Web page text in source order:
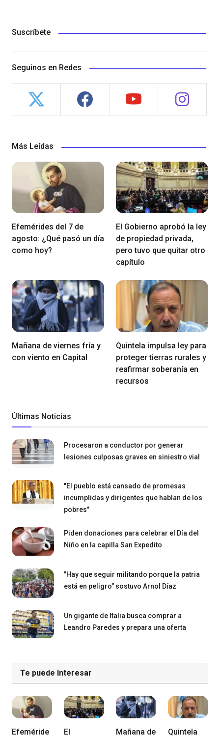
Suscríbete
Seguinos en Redes
Más Leídas
Efemérides del 7 de
agosto: ¿Qué pasó un día
como hoy?
El Gobierno aprobó la ley
de propiedad privada,
pero tuvo que quitar otro
capítulo
Mañana de viernes fría y
con viento en Capital
Quintela impulsa ley para
proteger tierras rurales y
reafirmar soberanía en
recursos
Últimas Noticias
Procesaron a conductor por generar
lesiones culposas graves en siniestro vial
"El pueblo está cansado de promesas
incumplidas y dirigentes que hablan de los
pobres"
Piden donaciones para celebrar el Día del
Niño en la capilla San Expedito
"Hay que seguir militando porque la patria
está en peligro" sostuvo Arnol Díaz
Un gigante de Italia busca comprar a
Leandro Paredes y prepara una oferta
Te puede Interesar
Efeméride
El
Mañana de
Quintela